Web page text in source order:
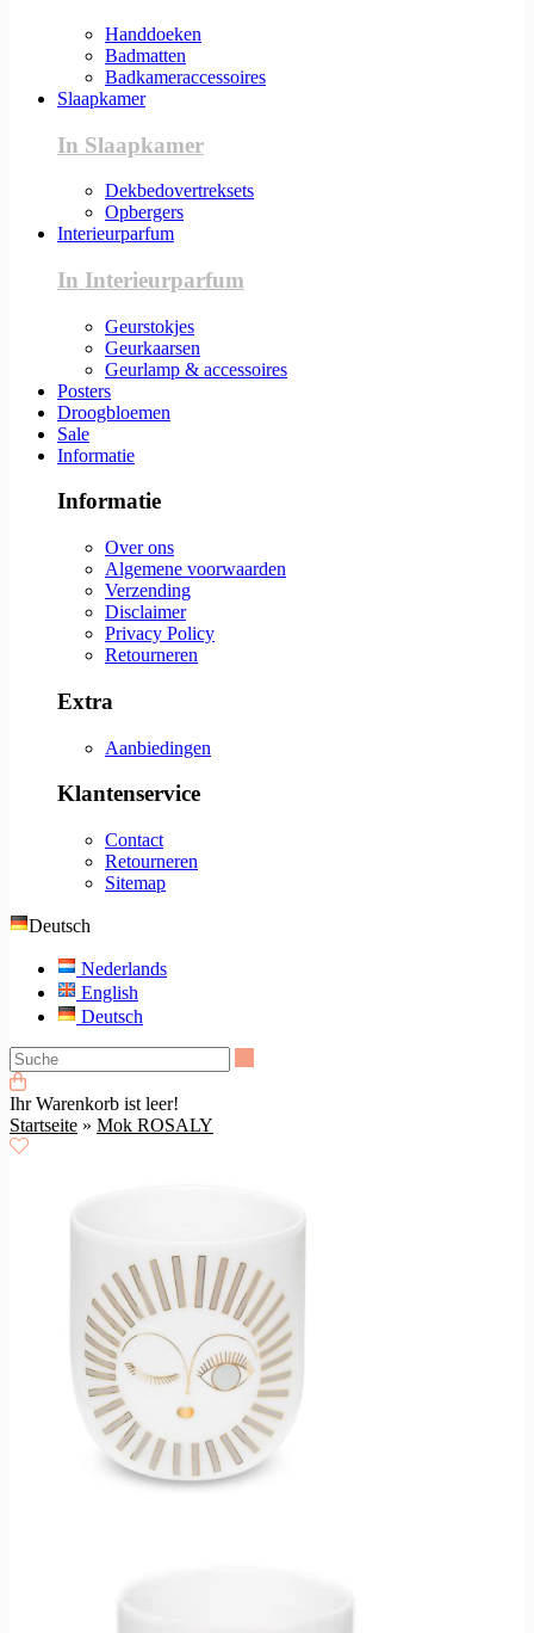
Handdoeken
Badmatten
Badkameraccessoires
Slaapkamer
In Slaapkamer
Dekbedovertreksets
Opbergers
Interieurparfum
In Interieurparfum
Geurstokjes
Geurkaarsen
Geurlamp & accessoires
Posters
Droogbloemen
Sale
Informatie
Informatie
Over ons
Algemene voorwaarden
Verzending
Disclaimer
Privacy Policy
Retourneren
Extra
Aanbiedingen
Klantenservice
Contact
Retourneren
Sitemap
Deutsch
Nederlands
English
Deutsch
Ihr Warenkorb ist leer!
Startseite » Mok ROSALY